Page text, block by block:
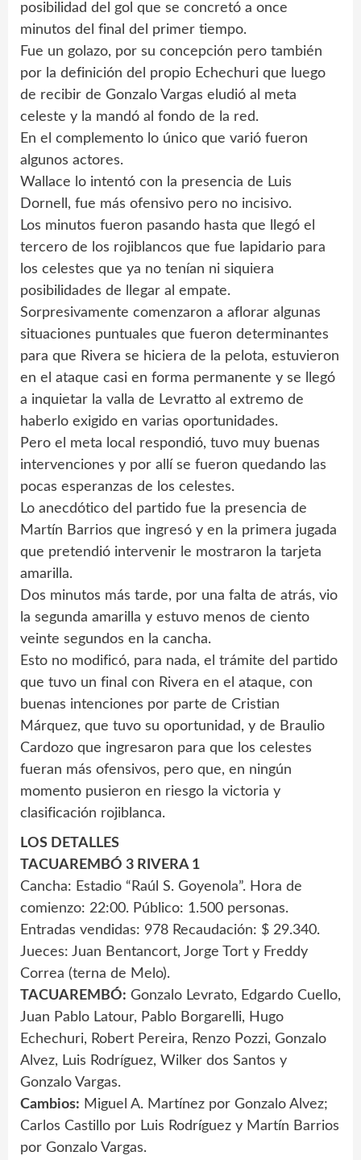
posibilidad del gol que se concretó a once
minutos del final del primer tiempo.
Fue un golazo, por su concepción pero también
por la definición del propio Echechuri que luego
de recibir de Gonzalo Vargas eludió al meta
celeste y la mandó al fondo de la red.
En el complemento lo único que varió fueron
algunos actores.
Wallace lo intentó con la presencia de Luis
Dornell, fue más ofensivo pero no incisivo.
Los minutos fueron pasando hasta que llegó el
tercero de los rojiblancos que fue lapidario para
los celestes que ya no tenían ni siquiera
posibilidades de llegar al empate.
Sorpresivamente comenzaron a aflorar algunas
situaciones puntuales que fueron determinantes
para que Rivera se hiciera de la pelota, estuvieron
en el ataque casi en forma permanente y se llegó
a inquietar la valla de Levratto al extremo de
haberlo exigido en varias oportunidades.
Pero el meta local respondió, tuvo muy buenas
intervenciones y por allí se fueron quedando las
pocas esperanzas de los celestes.
Lo anecdótico del partido fue la presencia de
Martín Barrios que ingresó y en la primera jugada
que pretendió intervenir le mostraron la tarjeta
amarilla.
Dos minutos más tarde, por una falta de atrás, vio
la segunda amarilla y estuvo menos de ciento
veinte segundos en la cancha.
Esto no modificó, para nada, el trámite del partido
que tuvo un final con Rivera en el ataque, con
buenas intenciones por parte de Cristian
Márquez, que tuvo su oportunidad, y de Braulio
Cardozo que ingresaron para que los celestes
fueran más ofensivos, pero que, en ningún
momento pusieron en riesgo la victoria y
clasificación rojiblanca.
LOS DETALLES
TACUAREMBÓ 3 RIVERA 1
Cancha: Estadio “Raúl S. Goyenola”. Hora de
comienzo: 22:00. Público: 1.500 personas.
Entradas vendidas: 978 Recaudación: $ 29.340.
Jueces: Juan Bentancort, Jorge Tort y Freddy
Correa (terna de Melo).
TACUAREMBÓ: Gonzalo Levrato, Edgardo Cuello,
Juan Pablo Latour, Pablo Borgarelli, Hugo
Echechuri, Robert Pereira, Renzo Pozzi, Gonzalo
Alvez, Luis Rodríguez, Wilker dos Santos y
Gonzalo Vargas.
Cambios: Miguel A. Martínez por Gonzalo Alvez;
Carlos Castillo por Luis Rodríguez y Martín Barrios
por Gonzalo Vargas.